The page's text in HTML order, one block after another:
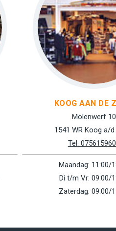
KOOG AAN DE
Molenwerf 10
1541 WR Koog a/
Tel:
Maandag: 11:00/
Di t/m Vr: 09:00/
Zaterdag: 09:00/